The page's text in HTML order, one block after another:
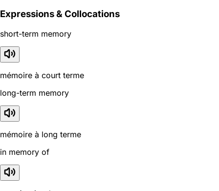
Expressions & Collocations
short-term memory
mémoire à court terme
long-term memory
mémoire à long terme
in memory of